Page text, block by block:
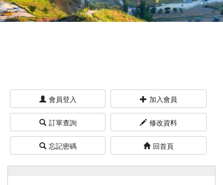
會員登入 加入會員
訂單查詢 修改資料
忘記密碼 回首頁